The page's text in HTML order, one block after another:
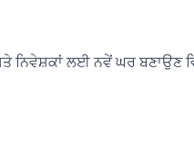
ਲਈ ਨਵੇਂ ਘਰ ਬਣਾਉਣ